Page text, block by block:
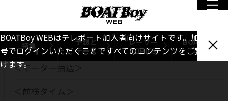
特集
予想と
データ
レーサー
TOPICS
BOATBoy
本誌
BOATBoy WEBはテレボート加入者向けサイトです。加入者番
号でログインいただくことですべてのコンテンツをご覧いただ
けます。
INDEX
＜選手入り＞
＜モーター抽選＞
＜前検タイム＞